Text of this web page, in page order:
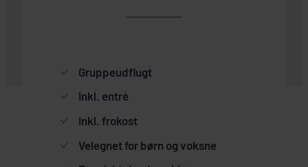
Gruppeudflugt
Inkl. entré
Inkl. frokost
Velegnet for børn og voksne